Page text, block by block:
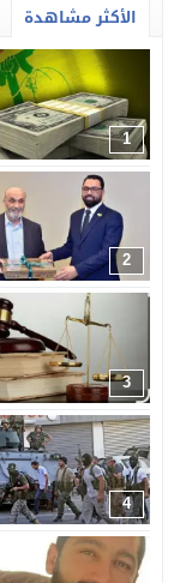
الأكثر مشاهدة
1
2
3
4